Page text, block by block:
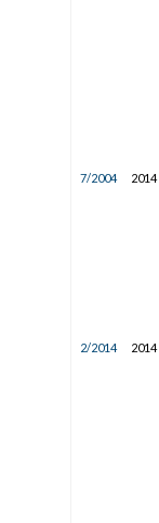
7/2004 2014
2/2014 2014